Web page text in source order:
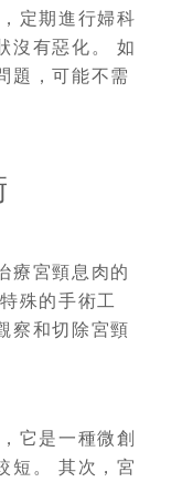
定期進行婦科
沒有惡化。 如
題，可能不需
療宮頸息肉的
殊的手術工
察和切除宮頸
它是一種微創
短。 其次，宮